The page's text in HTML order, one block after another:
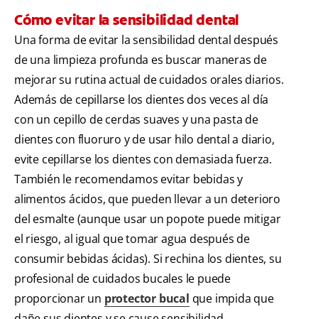
Cómo evitar la sensibilidad dental
Una forma de evitar la sensibilidad dental después
de una limpieza profunda es buscar maneras de
mejorar su rutina actual de cuidados orales diarios.
Además de cepillarse los dientes dos veces al día
con un cepillo de cerdas suaves y una pasta de
dientes con fluoruro y de usar hilo dental a diario,
evite cepillarse los dientes con demasiada fuerza.
También le recomendamos evitar bebidas y
alimentos ácidos, que pueden llevar a un deterioro
del esmalte (aunque usar un popote puede mitigar
el riesgo, al igual que tomar agua después de
consumir bebidas ácidas). Si rechina los dientes, su
profesional de cuidados bucales le puede
proporcionar un protector bucal que impida que